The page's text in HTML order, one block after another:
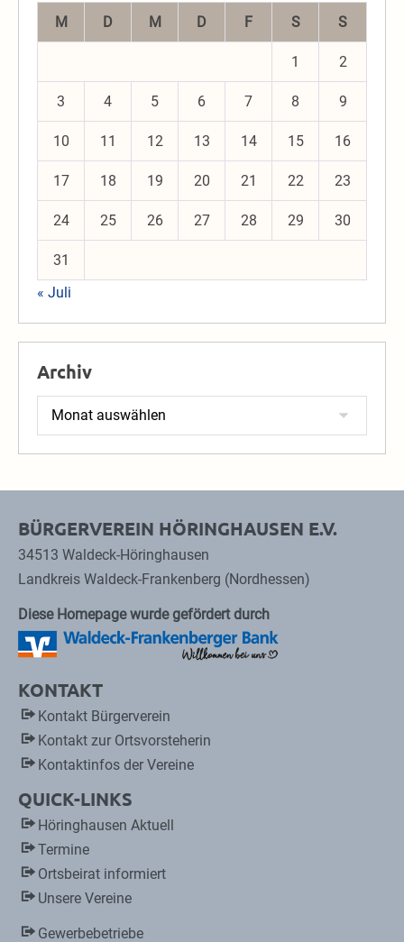
M
D M D F S S
1 2
3 4 5 6 7 8 9
10 11 12 13 14 15 16
17 18 19 20 21 22 23
24 25 26 27 28 29 30
31
« Juli
Archiv
Archiv
BÜRGERVEREIN HÖRINGHAUSEN E.V.
34513 Waldeck-Höringhausen
Landkreis Waldeck-Frankenberg (Nordhessen)
Diese Homepage wurde gefördert durch
KONTAKT
Kontakt Bürgerverein
Kontakt zur Ortsvorsteherin
Kontaktinfos der Vereine
QUICK-LINKS
Höringhausen Aktuell
Termine
Ortsbeirat informiert
Unsere Vereine
Gewerbebetriebe